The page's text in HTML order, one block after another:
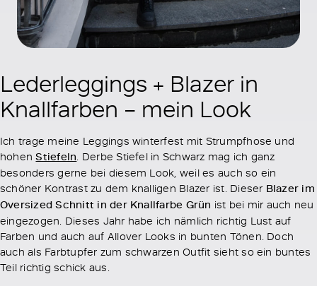
Lederleggings + Blazer in
Knallfarben – mein Look
Ich trage meine Leggings winterfest mit Strumpfhose und
hohenStiefeln. Derbe Stiefel in Schwarz mag ich ganz
besonders gerne bei diesem Look, weil es auch so ein
schöner Kontrast zu dem knalligen Blazer ist. Dieser Blazer im
Oversized Schnitt in der Knallfarbe Grün ist bei mir auch neu
eingezogen. Dieses Jahr habe ich nämlich richtig Lust auf
Farben und auch auf Allover Looks in bunten Tönen. Doch
auch als Farbtupfer zum schwarzen Outfit sieht so ein buntes
Teil richtig schick aus.